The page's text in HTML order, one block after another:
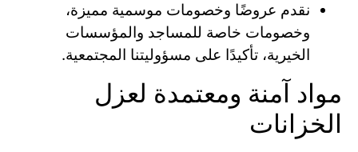
نقدم عروضًا وخصومات موسمية مميزة،
وخصومات خاصة للمساجد والمؤسسات
الخيرية، تأكيدًا على مسؤوليتنا المجتمعية.
مواد آمنة ومعتمدة لعزل
الخزانات